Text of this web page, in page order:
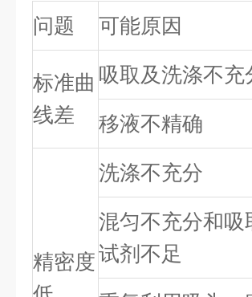
问题 可能原因
标准曲
线差
吸取及洗涤不充
移液不精确
精密度
洗涤不充分
混匀不充分和吸
试剂不足